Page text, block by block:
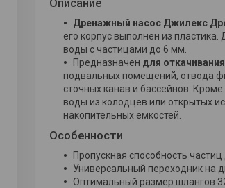
Описание
Дренажный насос Джилекс
его корпус выполнен из
воды с частицами до 6 мм.
Предназначен для
подвальных помещений, отвода
сточных канав и бассейнов.
воды из колодцев или открытых
накопительных емкостей.
Особенности
Пропускная способность частиц
Универсальный переходник на
Оптимальный размер шлангов